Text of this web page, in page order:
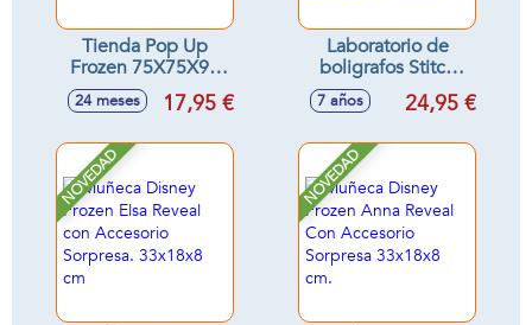
Tienda Pop Up
Frozen 75X75X90
Cm
24 meses 17,95 €
Laboratorio de
boligrafos Stitch
.Incluye 5
boligrafos con los
28,88x24,95x5,45
7 años 24,95 €
NOVEDAD NOVEDAD